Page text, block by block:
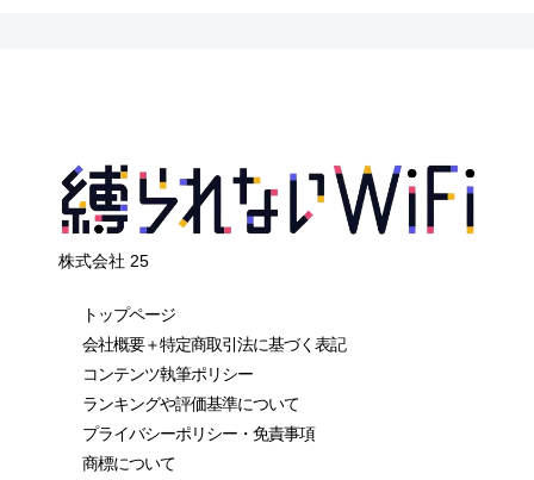
株式会社 25
トップページ
会社概要＋特定商取引法に基づく表記
コンテンツ執筆ポリシー
ランキングや評価基準について
プライバシーポリシー・免責事項
商標について